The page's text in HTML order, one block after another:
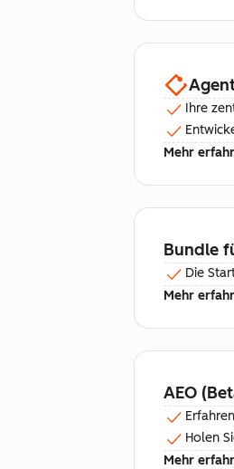
Ihre
Mehr
Bundle
Die
Mehr
AEO
Holen
Mehr